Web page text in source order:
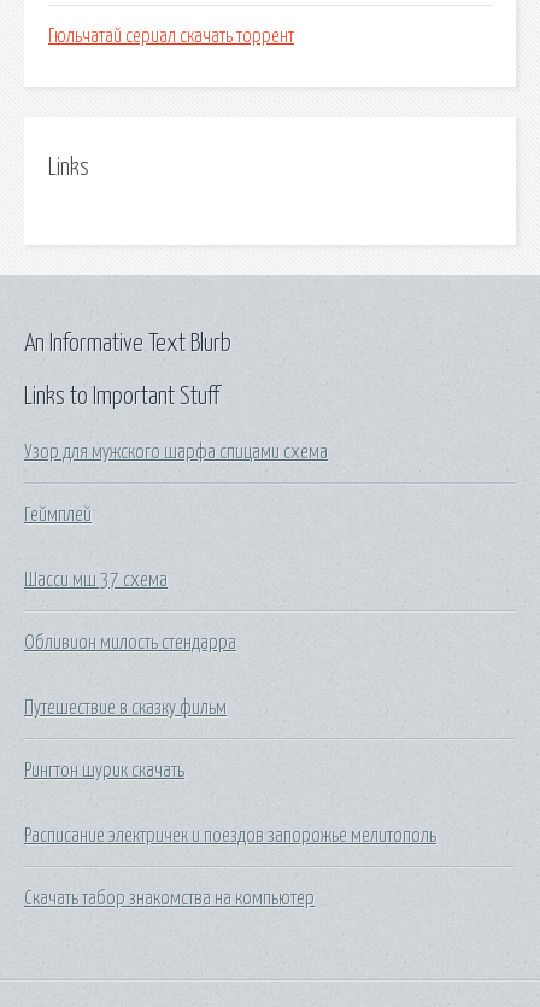
Гюльчатай сериал скачать торрент
Links
Links to Important Stuff
Узор для мужского шарфа спицами схема
Геймплей
Шасси мш 37 схема
Обливион милость стендарра
Путешествие в сказку фильм
Рингтон шурик скачать
Расписание электричек и поездов запорожье мелитополь
Скачать табор знакомства на компьютер
An Informative Text Blurb